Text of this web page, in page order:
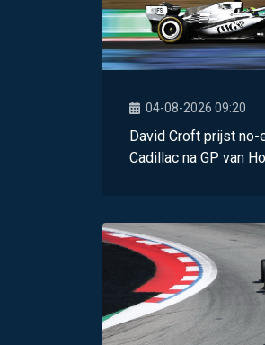
04-08-2026 09:20
David Croft prijst no-
Cadillac na GP van